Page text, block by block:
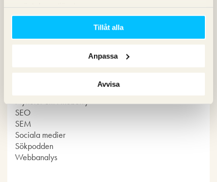
Tillåt alla
Anpassa
Avvisa
Kategorier
Nyheter om Pineberry
SEO
SEM
Sociala medier
Sökpodden
Webbanalys